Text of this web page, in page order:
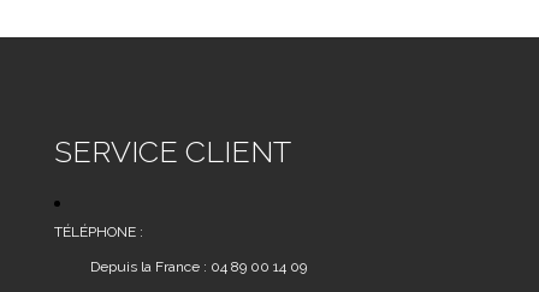
SERVICE CLIENT
TÉLÉPHONE :
Depuis la France : 04 89 00 14 09